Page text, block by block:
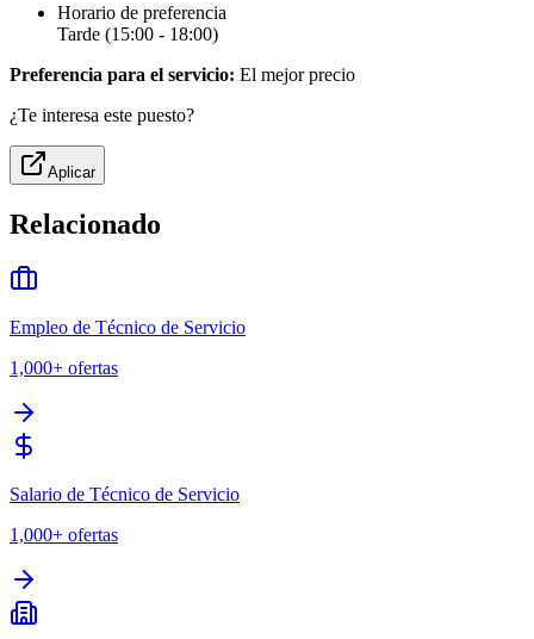
Horario de preferencia
Tarde (15:00 - 18:00)
Preferencia para el servicio: El mejor precio
¿Te interesa este puesto?
Aplicar
Relacionado
Empleo de Técnico de Servicio
1,000+ ofertas
Salario de Técnico de Servicio
1,000+ ofertas